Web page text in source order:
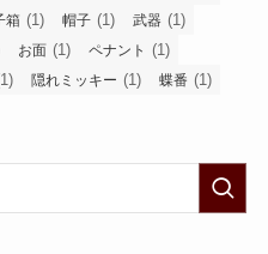
箱 (1) 帽子 (1) 武器 (1)
お面 (1) ペナント (1)
隠れミッキー (1) 蝶番 (1)